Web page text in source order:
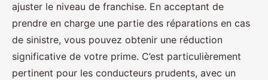
ajuster le niveau de franchise. En acceptant de
prendre en charge une partie des réparations en cas
de sinistre, vous pouvez obtenir une réduction
significative de votre prime. C’est particulièrement
pertinent pour les conducteurs prudents, avec un